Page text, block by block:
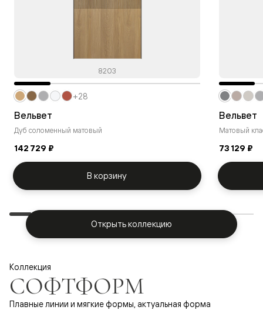
8203
Вельвет
Дуб соломенный матовый
142 729 ₽
+28
В корзину
Вельвет
Матовый
73 129 ₽
Открыть коллекцию
Коллекция
СОФТФОРМ
Плавные линии и мягкие формы, актуальная форма